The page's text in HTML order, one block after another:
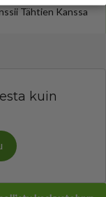
Tähtien Kanssa
kuin